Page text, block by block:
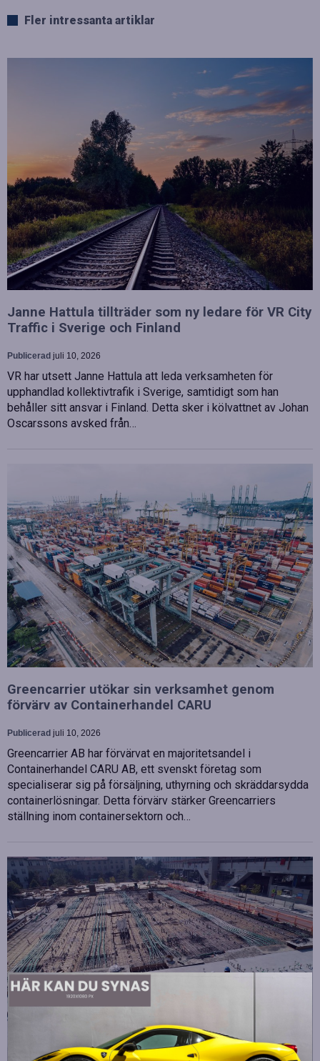
Fler intressanta artiklar
Janne Hattula tillträder som ny ledare för VR City
Traffic i Sverige och Finland
Publicerad juli 10, 2026
VR har utsett Janne Hattula att leda verksamheten för
upphandlad kollektivtrafik i Sverige, samtidigt som han
behåller sitt ansvar i Finland. Detta sker i kölvattnet av Johan
Oscarssons avsked från…
Greencarrier utökar sin verksamhet genom
förvärv av Containerhandel CARU
Publicerad juli 10, 2026
Greencarrier AB har förvärvat en majoritetsandel i
Containerhandel CARU AB, ett svenskt företag som
specialiserar sig på försäljning, uthyrning och skräddarsydda
containerlösningar. Detta förvärv stärker Greencarriers
ställning inom containersektorn och…